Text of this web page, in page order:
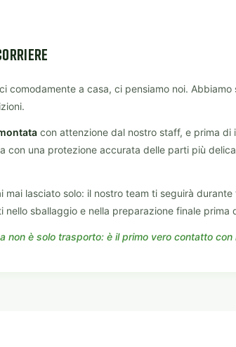
comodamente a casa, ci pensiamo noi.
con attenzione dal nostro staff, e prima di
con una protezione accurata delle parti più
mai lasciato solo: il nostro team ti seguirà
nello sballaggio e nella preparazione finale prima
non è solo trasporto: è il primo vero contatto